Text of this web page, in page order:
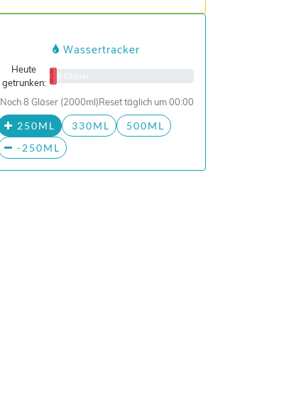
Wassertracker
Heute
getrunken:
0/8 Gläser
Noch 8 Gläser (2000ml)Reset täglich um 00:00
250ML 330ML
500ML
-250ML